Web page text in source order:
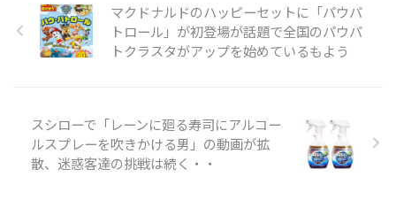
マクドナルドのハッピーセットに「パウパ
トロール」が初登場が話題で全国のパウパ
トクラスタがアップを始めているもよう
スシローで「レーンに廻る寿司にアルコー
ルスプレーを吹きかける男」の動画が拡
散、迷惑客達の挑戦は続く・・